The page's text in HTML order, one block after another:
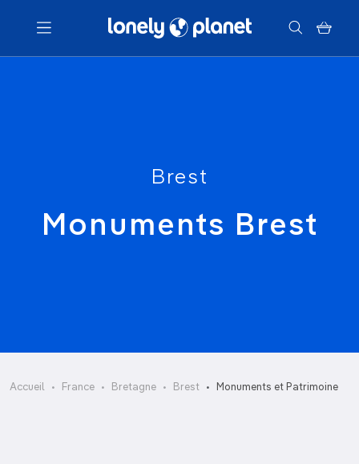
Menu
Brest
Monuments Brest
Accueil France Bretagne Brest Monuments et Patrimoine
Ateliers des Capucins
Autour de la rue de Saint-Malo